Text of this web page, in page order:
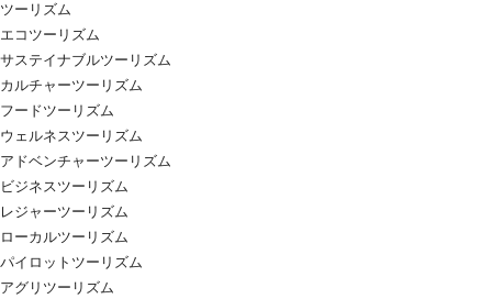
ツーリズム
エコツーリズム
サステイナブルツーリズム
カルチャーツーリズム
フードツーリズム
ウェルネスツーリズム
アドベンチャーツーリズム
ビジネスツーリズム
レジャーツーリズム
ローカルツーリズム
パイロットツーリズム
アグリツーリズム